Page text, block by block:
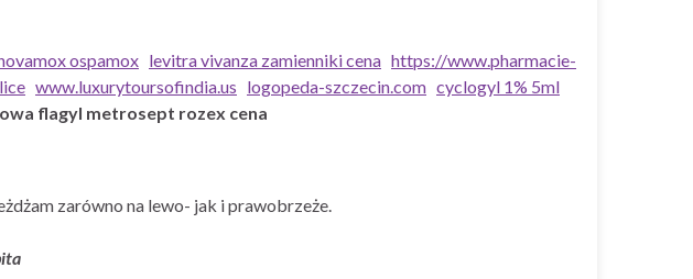
ospamox levitra vivanza zamienniki cena https://www.pharmacie-
www.luxurytoursofindia.us logopeda-szczecin.com cyclogyl 1% 5ml
flagyl metrosept rozex cena
zarówno na lewo- jak i prawobrzeże.